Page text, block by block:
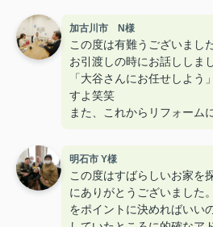
加古川市 N様
この度は有難うございました
お引渡しの時にお話ししま
「大谷さんにお任せしよう
すよ笑笑
また、これからリフォーム
明石市 Y様
この度はすばらしいお家を
にありがとうございました
をポイントに決めればいい